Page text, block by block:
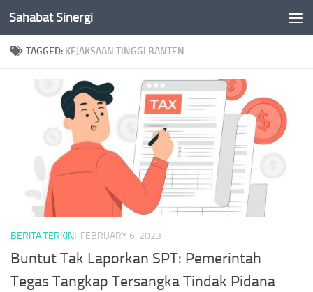
Skip to content
Sahabat Sinergi
TAGGED: KEJAKSAAN TINGGI BANTEN
BERITA TERKINI FEBRUARY 6, 2023
Buntut Tak Laporkan SPT: Pemerintah
Tegas Tangkap Tersangka Tindak Pidana